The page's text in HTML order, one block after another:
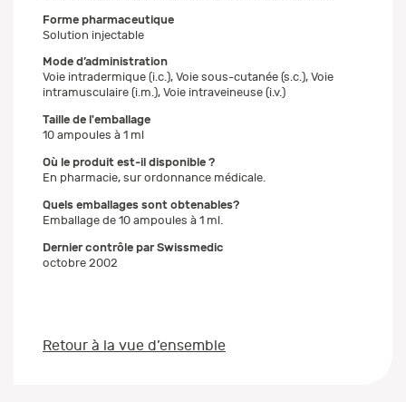
Forme pharmaceutique
Solution injectable
Mode d’administration
Voie intradermique (i.c.), Voie sous-cutanée (s.c.), Voie
intramusculaire (i.m.), Voie intraveineuse (i.v.)
Taille de l'emballage
10 ampoules à 1 ml
Où le produit est-il disponible ?
En pharmacie, sur ordonnance médicale.
Quels emballages sont obtenables?
Emballage de 10 ampoules à 1 ml.
Dernier contrôle par Swissmedic
octobre 2002
Retour à la vue d’ensemble